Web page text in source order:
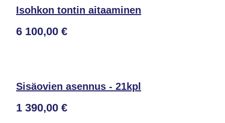
Isohkon tontin aitaaminen
6 100,00 €
Sisäovien asennus - 21kpl
1 390,00 €